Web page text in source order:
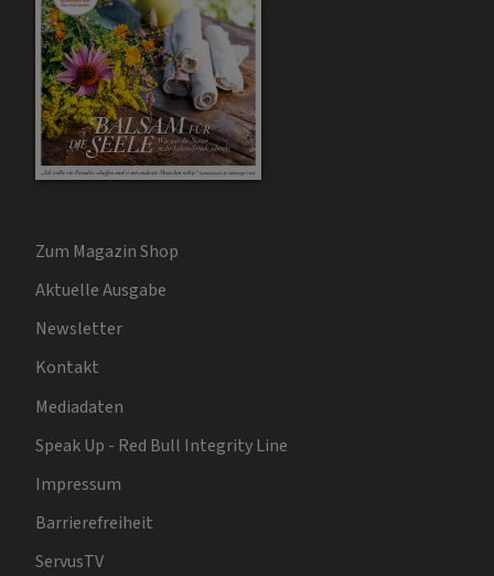
Zum Magazin Shop
Aktuelle Ausgabe
Newsletter
Kontakt
Mediadaten
Speak Up - Red Bull Integrity Line
Impressum
Barrierefreiheit
ServusTV